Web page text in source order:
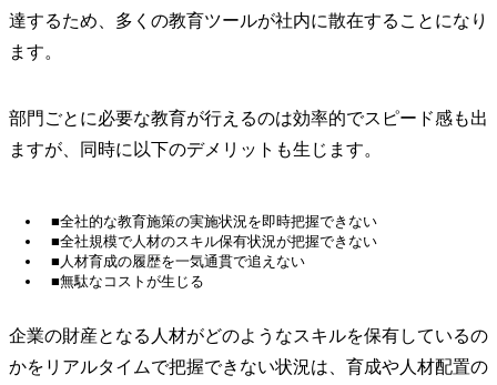
達するため、多くの教育ツールが社内に散在することになり
ます。
部門ごとに必要な教育が行えるのは効率的でスピード感も出
ますが、同時に以下のデメリットも生じます。
■全社的な教育施策の実施状況を即時把握できない
■全社規模で人材のスキル保有状況が把握できない
■人材育成の履歴を一気通貫で追えない
■無駄なコストが生じる
企業の財産となる人材がどのようなスキルを保有しているの
かをリアルタイムで把握できない状況は、育成や人材配置の